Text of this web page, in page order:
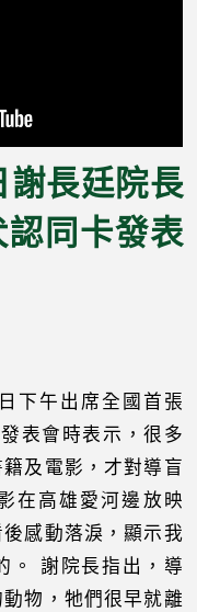
謝長廷院長
認同卡發表
下午出席全國首張
表會時表示，很多
及電影，才對導盲
在高雄愛河邊放映
感動落淚，顯示我
。 謝院長指出，導
物，牠們很早就離